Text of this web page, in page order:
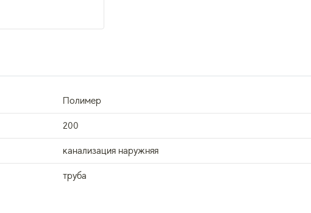
Полимер
200
канализация наружняя
труба